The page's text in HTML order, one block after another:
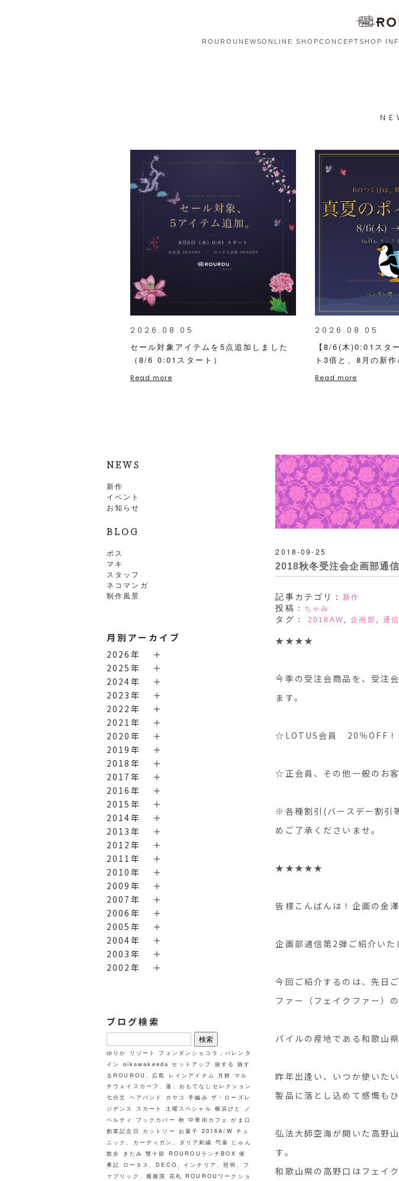
ROUROU NEWSONLINE SHOPCONCEPTSHOP
2026.08.05
セール対象アイテムを5点追加しました
（8/6 0:01スタート）
Read more
2026.08.05
【8/6(木)0:01スタ
ト3倍と、8月の新
Read more
NEWS
新作
イベント
お知らせ
BLOG
ボス
マキ
スタッフ
ネコマンガ
制作風景
月別アーカイブ
2026年
2025年
2024年
2023年
2022年
2021年
2020年
2019年
2018年
2017年
2016年
2015年
2014年
2013年
2012年
2011年
2010年
2009年
2007年
2006年
2005年
2004年
2003年
2002年
ブログ検索
検
索:
ゆりか リゾート
フォンダンショコラ，バレンタ
イン
oikawakeeda セットアップ 旅する 旅す
るROUROU、広島
レインアイテム 月餅 マル
チウェイスカーフ、蓮、おもてなしセレクション
七分丈 ヘアバンド カヤコ 手編み ザ・ローズレ
ジデンス
スカート 土曜スペシャル 横浜びと
ノ
ベルティ
ブックカバー 秋 中華街カフェ
がま口
創業記念日
カットソー お菓子 2016A/W チュ
ニック、カーディガン、ダリア刺繍 芍薬
じゅん
散歩
きたみ 雙十節 ROUROUランチBOX 催
事記
ロータス、DECO、インテリア、照明、フ
ァブリック、朧朧国
花札 ROUROUワークショ
2018-09-25
2018秋冬受注会企画部通
記事カテゴリ： 新作
投稿： ちゃみ
タグ： 2018AW ,企画部 ,通信
★★★★
今季の受注会商品を、受注
ます。
☆LOTUS会員 20％OFF
☆正会員、その他一般の
※各種割引(バースデー割引
めご了承くださいませ。
★★★★★
皆様こんばんは！企画の金澤
企画部通信第2弾ご紹介いた
今回ご紹介するのは、先日
ファー（フェイクファー）
パイルの産地である和歌山
昨年出逢い、いつか使いた
製品に落とし込めて感慨もひ
弘法大師空海が開いた高野
す。
和歌山県の高野口はフェイ